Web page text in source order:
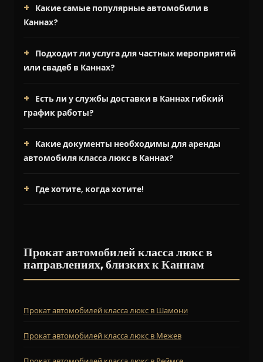
Какие самые популярные автомобили в
Каннах?
Подходит ли услуга для частных мероприятий
или свадеб в Каннах?
Есть ли у службы доставки в Каннах гибкий
график работы?
Какие документы необходимы для аренды
автомобиля класса люкс в Каннах?
Где хотите, когда хотите!
Прокат автомобилей класса люкс в
направлениях, близких к Каннам
Прокат автомобилей класса люкс в Шамони
Прокат автомобилей класса люкс в Межев